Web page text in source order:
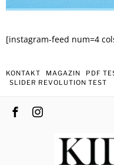
[instagram-feed num=4
KONTAKT MAGAZIN PDF
SLIDER REVOLUTION TEST